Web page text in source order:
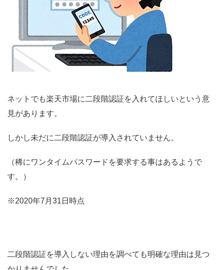
ネットでも楽天市場に二段階認証を入れてほしいという意
見があります。
しかし未だに二段階認証が導入されていません。
（稀にワンタイムパスワードを要求する事はあるようで
す。）
※2020年7月31日時点
二段階認証を導入しない理由を調べても明確な理由は見つ